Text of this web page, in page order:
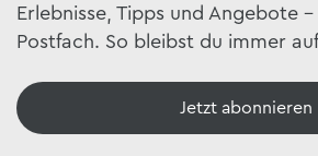
Erlebnisse, Tipps und Angebote
Postfach. So bleibst du immer
Jetzt abonnieren